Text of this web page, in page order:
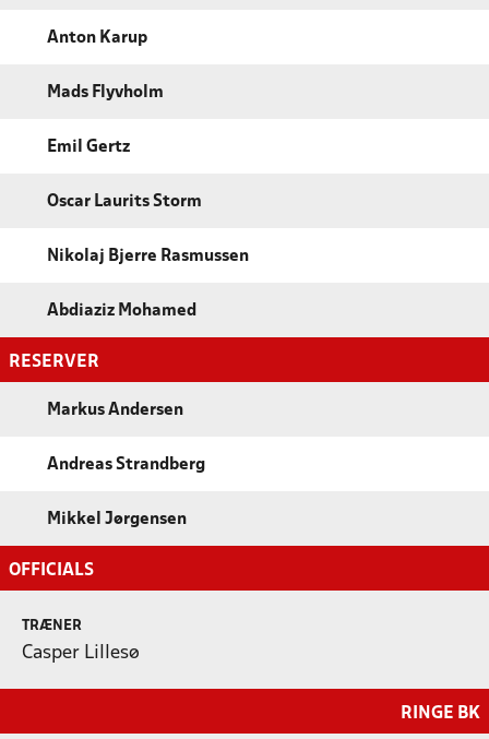
Anton Karup
Mads Flyvholm
Emil Gertz
Oscar Laurits Storm
Nikolaj Bjerre Rasmussen
Abdiaziz Mohamed
RESERVER
Markus Andersen
Andreas Strandberg
Mikkel Jørgensen
OFFICIALS
TRÆNER
Casper Lillesø
RINGE BK